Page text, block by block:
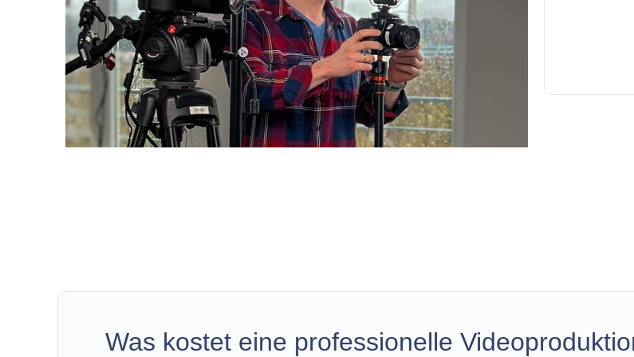
Was kostet eine professionelle